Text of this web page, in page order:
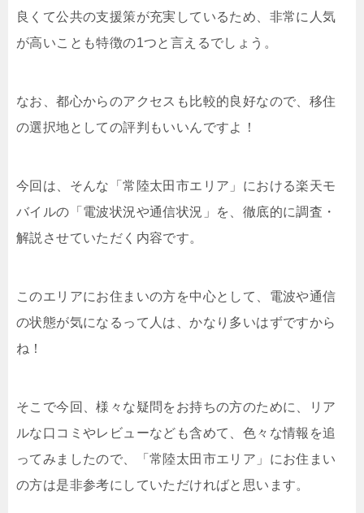
良くて公共の支援策が充実しているため、非常に人気
が高いことも特徴の1つと言えるでしょう。
なお、都心からのアクセスも比較的良好なので、移住
の選択地としての評判もいいんですよ！
今回は、そんな「常陸太田市エリア」における楽天モ
バイルの「電波状況や通信状況」を、徹底的に調査・
解説させていただく内容です。
このエリアにお住まいの方を中心として、電波や通信
の状態が気になるって人は、かなり多いはずですから
ね！
そこで今回、様々な疑問をお持ちの方のために、リア
ルな口コミやレビューなども含めて、色々な情報を追
ってみましたので、「常陸太田市エリア」にお住まい
の方は是非参考にしていただければと思います。